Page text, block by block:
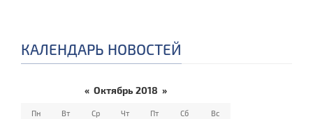
КАЛЕНДАРЬ НОВОСТЕЙ
« Октябрь 2018 »
Пн Вт Ср Чт Пт Сб Вс